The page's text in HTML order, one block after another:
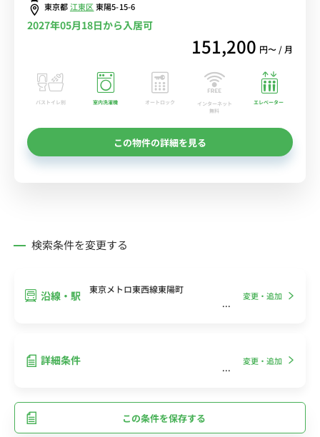
東京都江東区東陽5-15-6
2027年05月18日から入居可
151,200 円〜 / 月
バストイレ別 室内洗濯機 オートロック
インターネット
無料
エレベーター
この物件の詳細を見る
検索条件を変更する
沿線・駅 東京メトロ東西線東陽町
変更・追加
詳細条件 変更・追加
この条件を保存する